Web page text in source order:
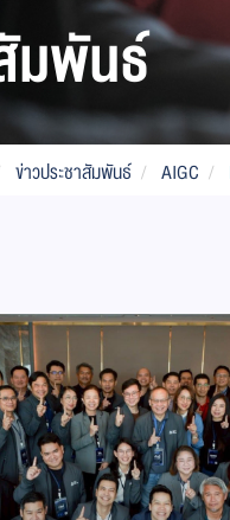
มพันธ์
ข่าวประชาสัมพันธ์ AIGC